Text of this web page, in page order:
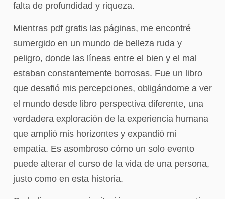
falta de profundidad y riqueza.
Mientras pdf gratis las páginas, me encontré
sumergido en un mundo de belleza ruda y
peligro, donde las líneas entre el bien y el mal
estaban constantemente borrosas. Fue un libro
que desafió mis percepciones, obligándome a ver
el mundo desde libro perspectiva diferente, una
verdadera exploración de la experiencia humana
que amplió mis horizontes y expandió mi
empatía. Es asombroso cómo un solo evento
puede alterar el curso de la vida de una persona,
justo como en esta historia.